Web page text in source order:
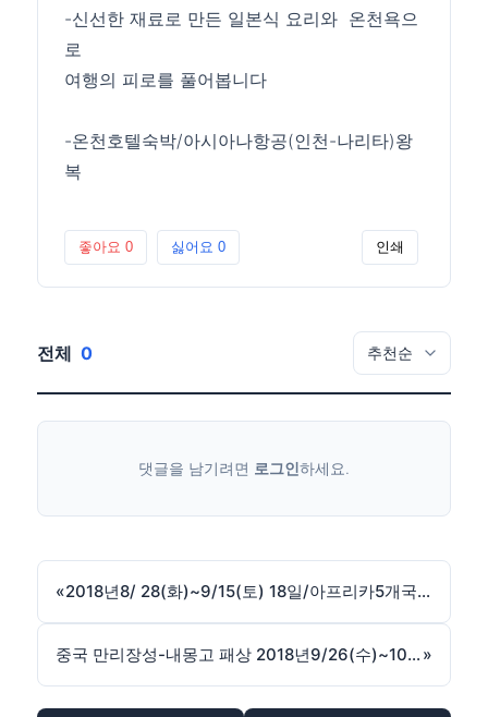
-신선한 재료로 만든 일본식 요리와 온천욕으
로
여행의 피로를 풀어봅니다
-온천호텔숙박/아시아나항공(인천-나리타)왕
복
좋아요0 싫어요0 인쇄
전체 0
댓글을 남기려면 로그인하세요.
« 2018년8/ 28(화)~9/15(토) 18일/아프리카5개국<9명출발확정/마감>
중국 만리장성-내몽고 패상 2018년9/26(수)~10/3(수)7박8일 »